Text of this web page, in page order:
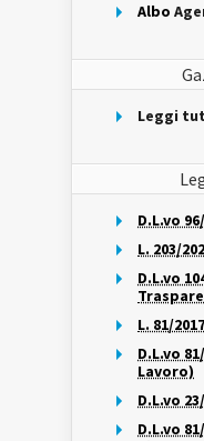
Albo
Leggi
D.L.vo
L. 203/
D.L.vo
L. 81/
D.L.vo
Lavoro)
D.L.vo
D.L.vo